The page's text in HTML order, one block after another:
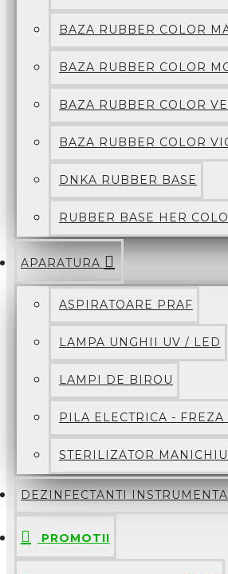
BAZA RUBBER COLOR
BAZA RUBBER COLOR
BAZA RUBBER COLOR
BAZA RUBBER COLOR
DNKA RUBBER BASE
RUBBER BASE HER
APARATURA
ASPIRATOARE PRAF
LAMPA UNGHII UV / LED
LAMPI DE BIROU
PILA ELECTRICA - FREZA
STERILIZATOR
DEZINFECTANTI
PROMOTII